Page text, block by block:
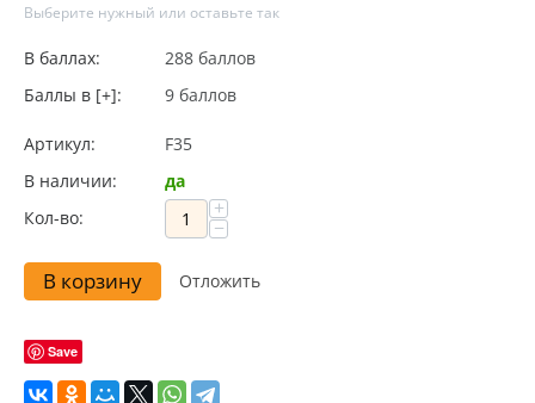
Выберите нужный или оставьте так
В баллах:
288 баллов
Баллы в [+]:
9 баллов
Артикул:
F35
В наличии:
да
Кол-во:
+
−
В корзину Отложить
Save